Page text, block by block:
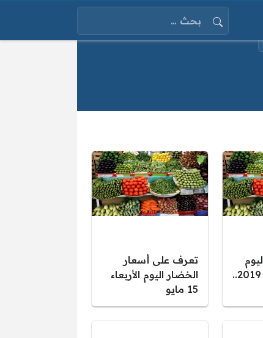
البحث عن:
السبت 18 مايو 2019..
تعرف على أسعار
الخضار اليوم الأربعاء
15 مايو